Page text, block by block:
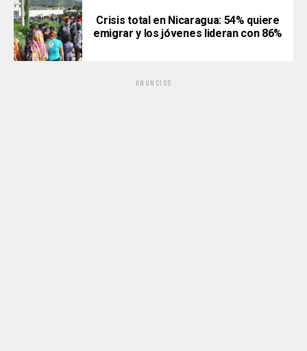
Crisis total en Nicaragua: 54% quiere
emigrar y los jóvenes lideran con 86%
ANUNCIOS